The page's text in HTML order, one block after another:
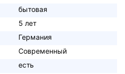
бытовая
5 лет
Германия
Современный
есть